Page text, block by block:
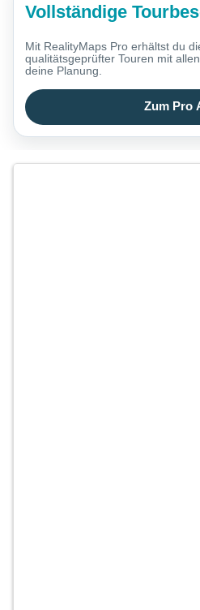
Vollständige
Mit RealityMaps Pro erhältst du
qualitätsgeprüfter Touren mit
deine Planung.
Zum Pro